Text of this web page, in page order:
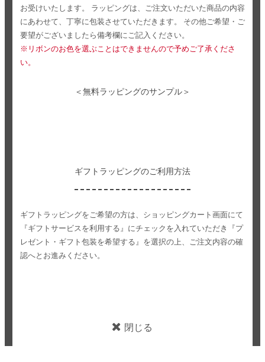
お受けいたします。
ラッピングは、ご注文いただいた商品の内容
にあわせて、丁寧に包装させていただきます。
その他ご希望・ご
要望がございましたら備考欄にご記入ください。
※リボンのお色を選ぶことはできませんので予めご了承くださ
い。
＜無料ラッピングのサンプル＞
ギフトラッピングのご利用方法
ギフトラッピングをご希望の方は、ショッピングカート画面にて
『ギフトサービスを利用する』にチェックを入れていただき
『プ
レゼント・ギフト包装を希望する』を選択の上、ご注文内容の確
認へとお進みください。
閉じる